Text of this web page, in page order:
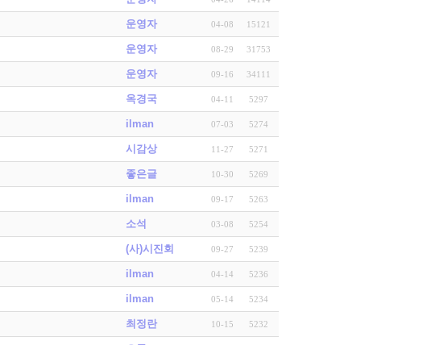
운영자 04-08 15121
운영자 08-29 31753
운영자 09-16 34111
옥경국 04-11 5297
ilman 07-03 5274
시감상 11-27 5271
좋은글 10-30 5269
ilman 09-17 5263
소석 03-08 5254
(사)시진회 09-27 5239
ilman 04-14 5236
ilman 05-14 5234
최정란 10-15 5232